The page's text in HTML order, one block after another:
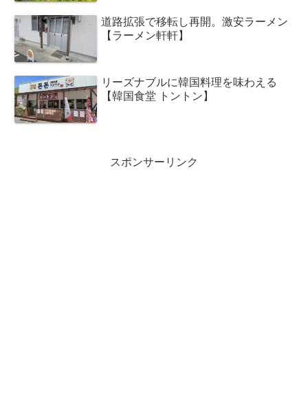
道路拡張で移転し再開。激安ラーメン
【ラーメン軒軒】
リーズナブルに韓国料理を味わえる
【韓国食堂 トントン】
スポンサーリンク